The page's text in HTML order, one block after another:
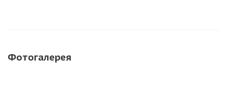
Фотогалерея